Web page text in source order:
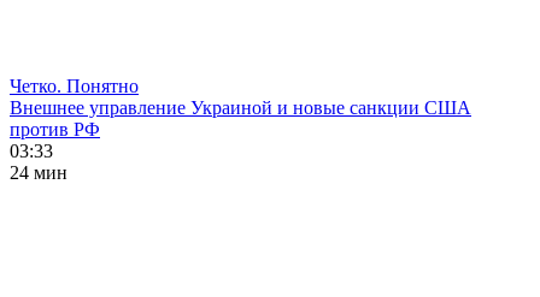
Четко. Понятно
Внешнее управление Украиной и новые санкции США
против РФ
03:33
24 мин